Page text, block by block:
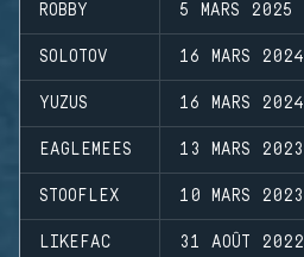
ROBBY 5 MARS 2025
SOLOTOV 16 MARS 2024
YUZUS 16 MARS 2024
EAGLEMEES 13 MARS 2023
STOOFLEX 10 MARS 2023
LIKEFAC 31 AOÛT 2022